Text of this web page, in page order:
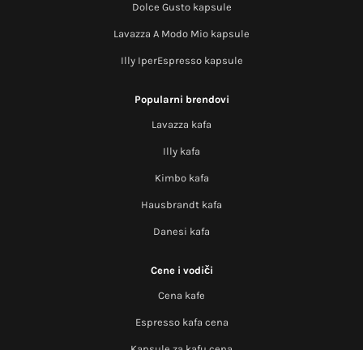
Dolce Gusto kapsule
Lavazza A Modo Mio kapsule
Illy IperEspresso kapsule
Popularni brendovi
Lavazza kafa
Illy kafa
Kimbo kafa
Hausbrandt kafa
Danesi kafa
Cene i vodiči
Cena kafe
Espresso kafa cena